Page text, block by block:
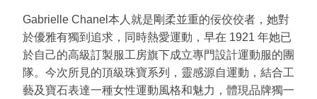
Gabrielle Chanel本人就是剛柔並重的佞佼佼者，她對
於優雅有獨到追求，同時熱愛運動，早在 1921 年她已
於自己的高級訂製服工房旗下成立專門設計運動服的團
隊。今次所見的頂級珠寶系列，靈感源自運動，結合工
藝及寶石表達一種女性運動風格和魅力，體現品牌獨一